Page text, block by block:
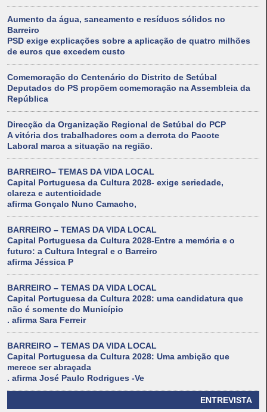
Aumento da água, saneamento e resíduos sólidos no
Barreiro
PSD exige explicações sobre a aplicação de quatro milhões
de euros que excedem custo
Comemoração do Centenário do Distrito de Setúbal
Deputados do PS propõem comemoração na Assembleia da
República
Direcção da Organização Regional de Setúbal do PCP
A vitória dos trabalhadores com a derrota do Pacote
Laboral marca a situação na região.
BARREIRO– TEMAS DA VIDA LOCAL
Capital Portuguesa da Cultura 2028- exige seriedade,
clareza e autenticidade
afirma Gonçalo Nuno Camacho,
BARREIRO – TEMAS DA VIDA LOCAL
Capital Portuguesa da Cultura 2028-Entre a memória e o
futuro: a Cultura Integral e o Barreiro
afirma Jéssica P
BARREIRO – TEMAS DA VIDA LOCAL
Capital Portuguesa da Cultura 2028: uma candidatura que
não é somente do Município
. afirma Sara Ferreir
BARREIRO – TEMAS DA VIDA LOCAL
Capital Portuguesa da Cultura 2028: Uma ambição que
merece ser abraçada
. afirma José Paulo Rodrigues -Ve
ENTREVISTA